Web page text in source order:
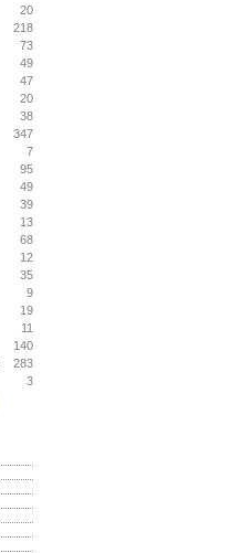
20
218
73
49
47
20
38
347
7
95
49
39
13
68
12
35
9
19
11
140
283
3